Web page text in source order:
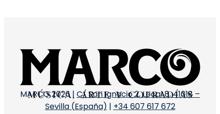
MARCO 2026 | C/ San Ignacio 2, Local 8, 41018 –
Sevilla (España) | +34 607 617 672